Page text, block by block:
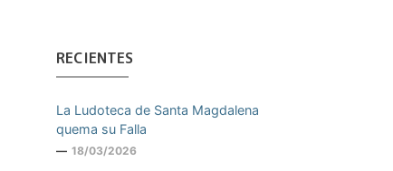
RECIENTES
La Ludoteca de Santa Magdalena
quema su Falla
18/03/2026